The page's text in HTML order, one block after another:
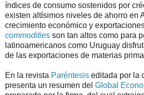
índices de consumo sostenidos por
existen altísimos niveles de ahorro en
crecimiento económico y
commodities son tan altos como para
latinoamericanos como Uruguay
de las exportaciones de materias
En la revista Paréntesis editada por la
presenta un resumen del Global